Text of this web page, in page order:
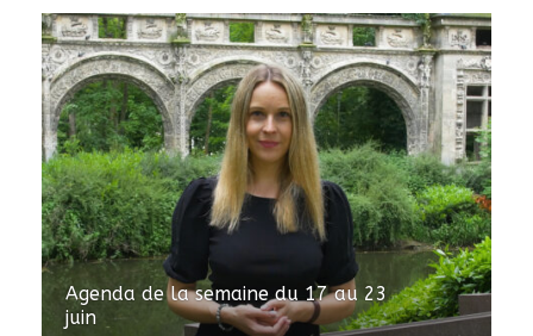
Agenda de la semaine du 17 au 23
juin